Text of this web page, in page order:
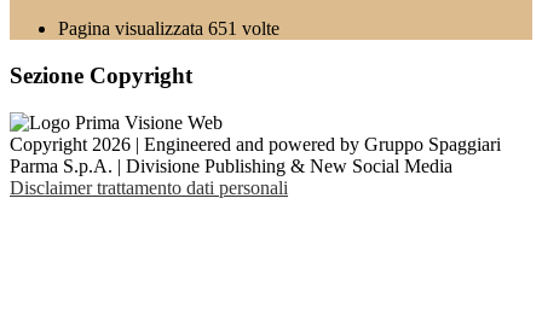
Pagina visualizzata 651 volte
Sezione Copyright
Copyright 2026 | Engineered and powered by Gruppo Spaggiari
Parma S.p.A. | Divisione Publishing & New Social Media
Disclaimer trattamento dati personali